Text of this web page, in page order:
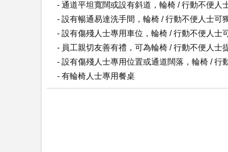
- 通道平坦寬闊或設有斜道，輪椅 / 行動不便人
- 設有暢通易達洗手間，輪椅 / 行動不便人士可
- 設有傷殘人士專用車位，輪椅 / 行動不便人士
- 員工親切友善有禮，可為輪椅 / 行動不便人士
- 設有傷殘人士專用位置或通道闊落，輪椅 / 行
- 有輪椅人士專用餐桌